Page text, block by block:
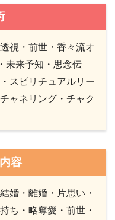
視・前世・香々流オ
未来予知・思念伝
スピリチュアルリー
ャネリング・チャク
容
婚・離婚・片思い・
ち・略奪愛・前世・